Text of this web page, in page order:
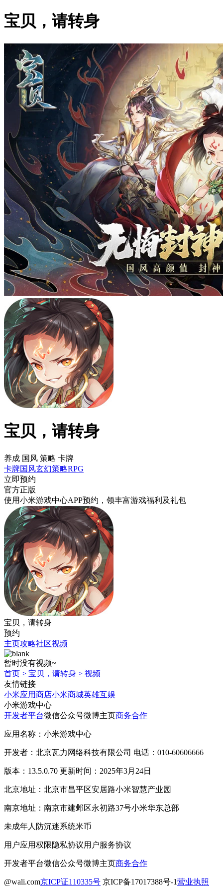
宝贝，请转身
宝贝，请转身
养成 国风 策略 卡牌
卡牌国风玄幻策略RPG
立即预约
官方正版
使用小米游戏中心APP预约 ，领丰富游戏福利 及礼包
宝贝，请转身
预约
主页攻略社区视频
暂时没有视频~
首页 > 宝贝，请转身 > 视频
友情链接
小米应用商店小米商城英雄互娱
小米游戏中心
开发者平台微信公众号微博主页商务合作
应用名称：小米游戏中心
开发者：北京瓦力网络科技有限公司 电话：010-60606666
版本：13.5.0.70 更新时间：2025年3月24日
北京地址：北京市昌平区安居路小米智慧产业园
南京地址：南京市建邺区永初路37号小米华东总部
未成年人防沉迷系统米币
用户应用权限隐私协议用户服务协议
开发者平台微信公众号微博主页商务合作
@wali.com京ICP证110335号 京ICP备17017388号-1营业执照